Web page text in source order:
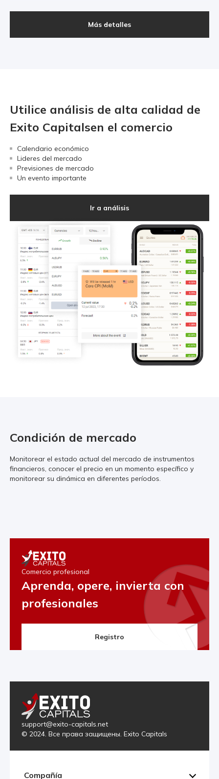
Más detalles
Utilice análisis de alta calidad de
Exito Capitalsen el comercio
Calendario económico
Lideres del mercado
Previsiones de mercado
Un evento importante
Ir a análisis
Condición de mercado
Monitorear el estado actual del mercado de instrumentos
financieros, conocer el precio en un momento específico y
monitorear su dinámica en diferentes períodos.
Comercio profesional
Aprenda, opere, invierta con
profesionales
Registro
support@exito-capitals.net
© 2024. Все права защищены. Exito Capitals
Compañía